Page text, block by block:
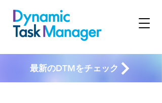
最新のDTMをチェック